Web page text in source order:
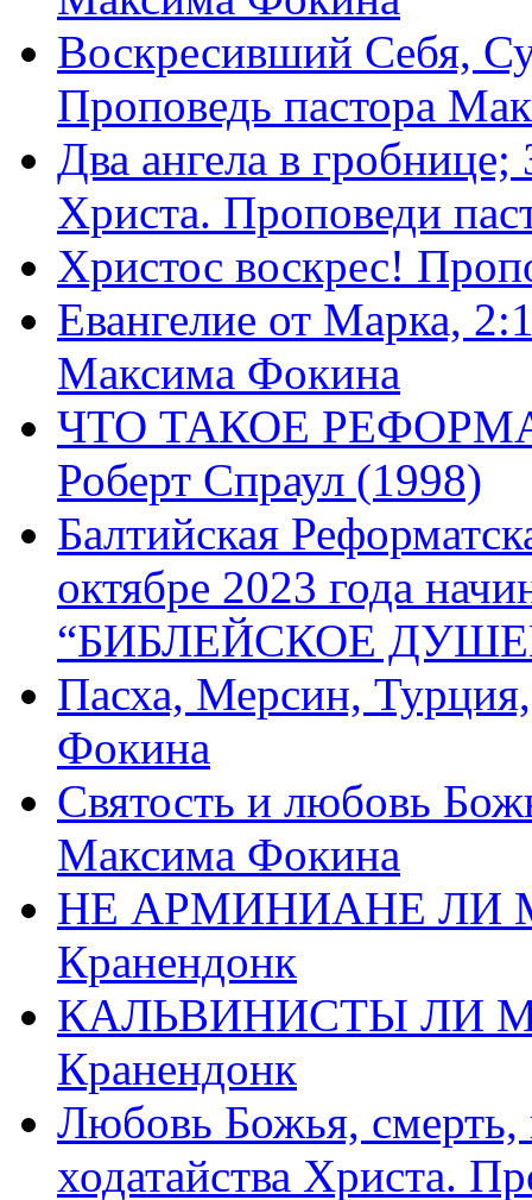
Воскресивший Себя,
Проповедь пастора
Два ангела в
Христа. Проповеди
Христос воскрес!
Евангелие от Марка,
Максима Фокина
ЧТО ТАКОЕ
Роберт Спраул (1998)
Балтийская
октябре 2023 года
“БИБЛЕЙСКОЕ
Пасха, Мерсин,
Фокина
Святость и любовь
Максима Фокина
НЕ АРМИНИАНЕ ЛИ
Кранендонк
КАЛЬВИНИСТЫ ЛИ
Кранендонк
Любовь Божья, смерть,
ходатайства Христа.